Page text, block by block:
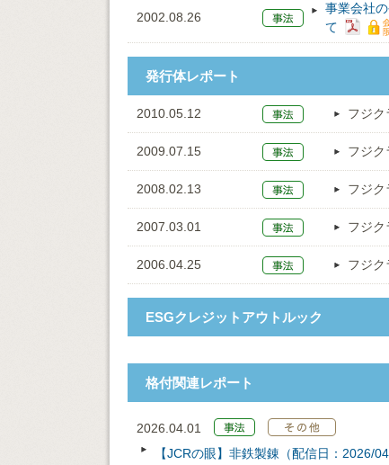
2002.08.26
事業会社
て
発行体レポート
2010.05.12 フジク
2009.07.15 フジク
2008.02.13 フジク
2007.03.01 フジク
2006.04.25 フジク
ESGクレジットアウトルック
格付関連レポート
2026.04.01
【JCRの眼】非鉄製錬（配信日：2026/